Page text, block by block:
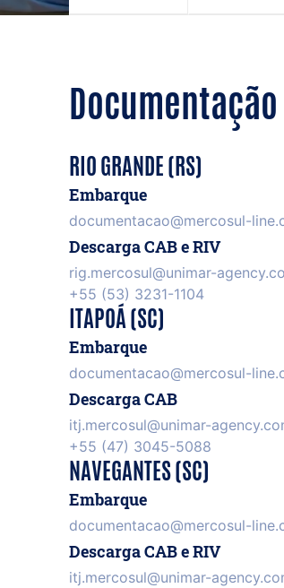
Documentação
RIO GRANDE (RS)
Embarque
documentacao@mercosul-
Descarga CAB e RIV
rig.mercosul@unimar-
+55 (53) 3231-1104
ITAPOÁ (SC)
Embarque
documentacao@mercosul-
Descarga CAB
itj.mercosul@unimar-
+55 (47) 3045-5088
NAVEGANTES (SC)
Embarque
documentacao@mercosul-
Descarga CAB e RIV
itj.mercosul@unimar-